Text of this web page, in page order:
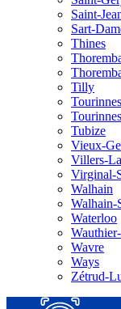
Saint-
Sart-
Thines
Tilly
Tubize
Vieux-
Villers-
Virginal-
Walhain
Walhain-
Waterloo
Wavre
Ways
Zétrud-